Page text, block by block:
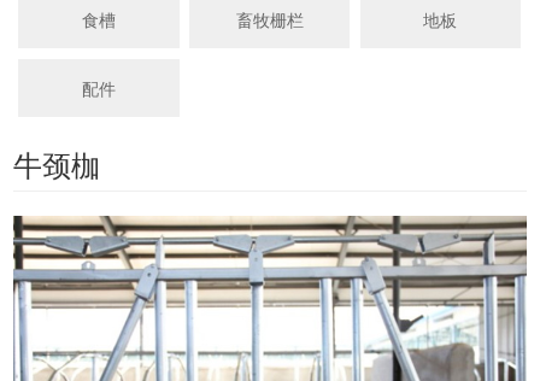
食槽 畜牧栅栏 地板
配件
牛颈枷